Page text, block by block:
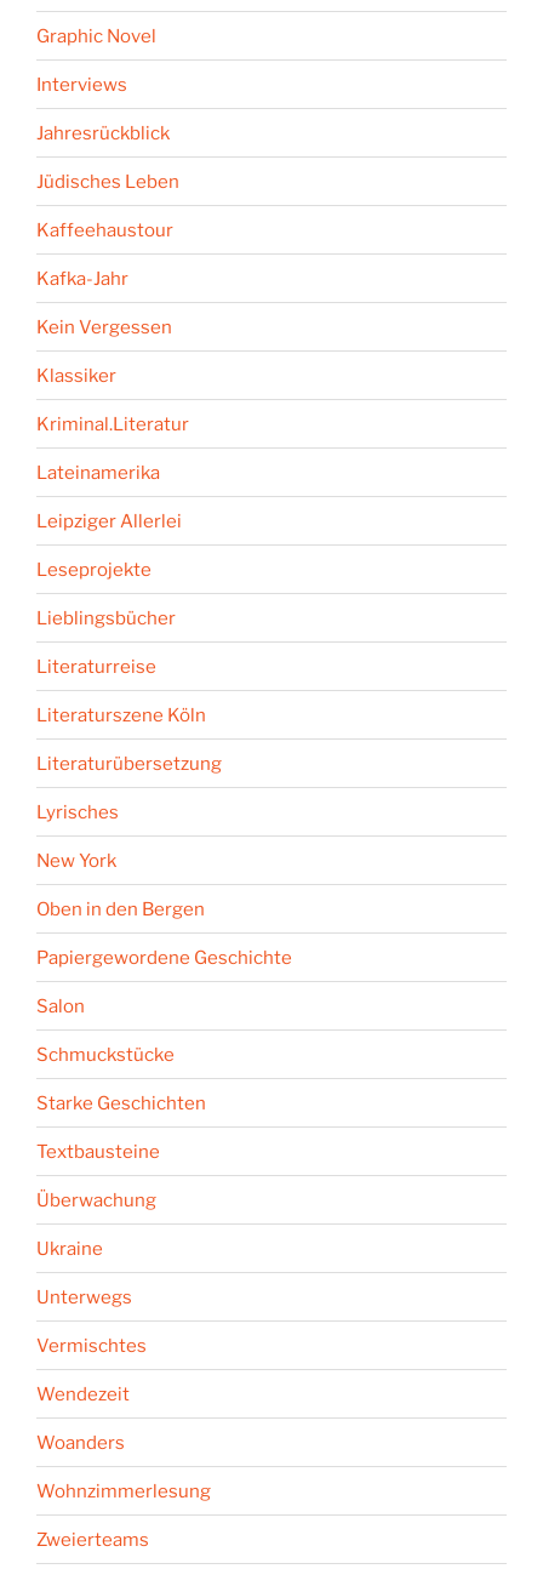
Graphic Novel
Interviews
Jahresrückblick
Jüdisches Leben
Kaffeehaustour
Kafka-Jahr
Kein Vergessen
Klassiker
Kriminal.Literatur
Lateinamerika
Leipziger Allerlei
Leseprojekte
Lieblingsbücher
Literaturreise
Literaturszene Köln
Literaturübersetzung
Lyrisches
New York
Oben in den Bergen
Papiergewordene Geschichte
Salon
Schmuckstücke
Starke Geschichten
Textbausteine
Überwachung
Ukraine
Unterwegs
Vermischtes
Wendezeit
Woanders
Wohnzimmerlesung
Zweierteams